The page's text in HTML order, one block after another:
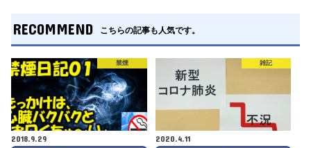
RECOMMEND こちらの記事も人気です。
禁煙
2018.9.29
雑記
2020.4.11